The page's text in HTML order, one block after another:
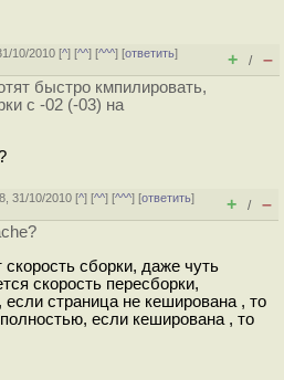
10/2010 [^] [^^] [^^^] [ответить]
+ / –
быстро кмпилировать,
с -02 (-03) на
31/10/2010 [^] [^^] [^^^] [ответить]
+ / –
скорость сборки, даже чуть
скорость пересборки,
если страница не кеширована , то
если кеширована , то